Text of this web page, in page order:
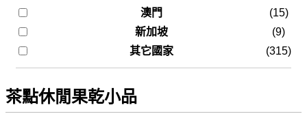
澳門
(15)
新加坡
(9)
其它國家
(315)
茶點休閒果乾小品